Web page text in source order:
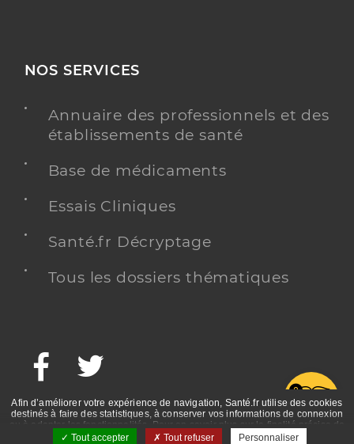
NOS SERVICES
Annuaire des professionnels et des
établissements de santé
Base de médicaments
Essais Cliniques
Santé.fr Décryptage
Tous les dossiers thématiques
Facebook
Afin d’améliorer votre expérience de navigation, Santé.fr utilise des cookies
destinés à faire des statistiques, à conserver vos informations de connexion
ou à adapter les fonctionnalités. Pour en savoir plus sur la finalité précise de
ces cookies, nous vous invitons à prendre connaissance de la politique de
Tout accepter Tout refuser Personnaliser